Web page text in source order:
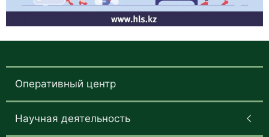
Оперативный центр
Научная деятельность